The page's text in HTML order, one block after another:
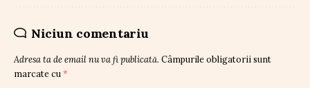
Niciun comentariu
Adresa ta de email nu va fi publicată. Câmpurile obligatorii sunt
marcate cu *